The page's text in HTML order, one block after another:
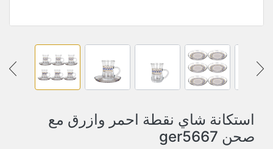
استكانة شاي نقطة احمر وازرق مع
صحن ger5667